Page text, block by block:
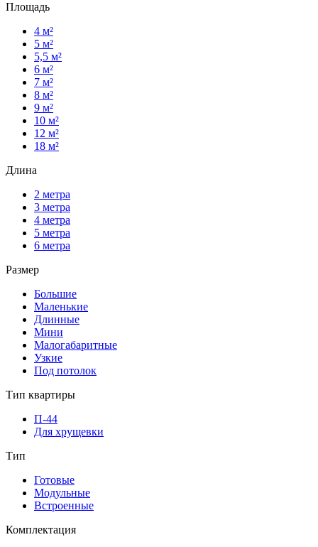
Площадь
4 м²
5 м²
5,5 м²
6 м²
7 м²
8 м²
9 м²
10 м²
12 м²
18 м²
Длина
2 метра
3 метра
4 метра
5 метра
6 метра
Размер
Большие
Маленькие
Длинные
Мини
Малогабаритные
Узкие
Под потолок
Тип квартиры
П-44
Для хрущевки
Тип
Готовые
Модульные
Встроенные
Комплектация